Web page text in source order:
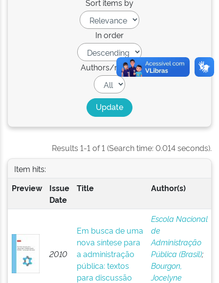
Sort items by
In order
Authors/record
Results 1-1 of 1 (Search time: 0.014 seconds).
Item hits:
Preview
Issue
Date
Title Author(s)
2010
Em busca de uma
nova síntese para
a administração
pública: textos
para discussão
Escola Nacional
de
Administração
Pública (Brasil);
Bourgon,
Jocelyne